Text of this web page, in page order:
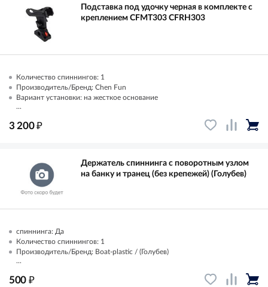
Подставка под удочку черная в комплекте с
креплением CFMT303 CFRH303
Количество спиннингов: 1
Производитель/Бренд: Chen Fun
Вариант установки: на жесткое основание
...
3 200₽
Держатель спиннинга с поворотным узлом
на банку и транец (без крепежей) (Голубев)
спиннинга: Да
Количество спиннингов: 1
Производитель/Бренд: Boat-plastic / (Голубев)
...
500 ₽